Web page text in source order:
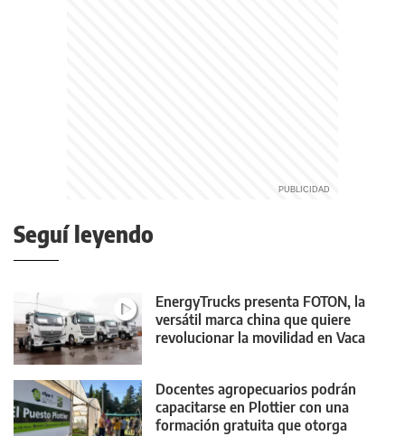
Seguí leyendo
EnergyTrucks presenta FOTON, la
versátil marca china que quiere
revolucionar la movilidad en Vaca
Docentes agropecuarios podrán
capacitarse en Plottier con una
formación gratuita que otorga